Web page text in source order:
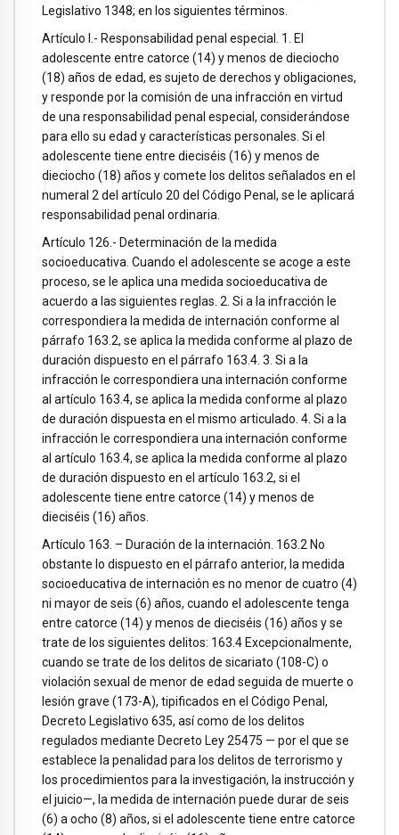
Legislativo 1348; en los siguientes términos.
Artículo I.- Responsabilidad penal especial. 1. El
adolescente entre catorce (14) y menos de dieciocho
(18) años de edad, es sujeto de derechos y obligaciones,
y responde por la comisión de una infracción en virtud
de una responsabilidad penal especial, considerándose
para ello su edad y características personales. Si el
adolescente tiene entre dieciséis (16) y menos de
dieciocho (18) años y comete los delitos señalados en el
numeral 2 del artículo 20 del Código Penal, se le aplicará
responsabilidad penal ordinaria.
Artículo 126.- Determinación de la medida
socioeducativa. Cuando el adolescente se acoge a este
proceso, se le aplica una medida socioeducativa de
acuerdo a las siguientes reglas. 2. Si a la infracción le
correspondiera la medida de internación conforme al
párrafo 163.2, se aplica la medida conforme al plazo de
duración dispuesto en el párrafo 163.4. 3. Si a la
infracción le correspondiera una internación conforme
al artículo 163.4, se aplica la medida conforme al plazo
de duración dispuesta en el mismo articulado. 4. Si a la
infracción le correspondiera una internación conforme
al artículo 163.4, se aplica la medida conforme al plazo
de duración dispuesto en el artículo 163.2, si el
adolescente tiene entre catorce (14) y menos de
dieciséis (16) años.
Artículo 163. – Duración de la internación. 163.2 No
obstante lo dispuesto en el párrafo anterior, la medida
socioeducativa de internación es no menor de cuatro (4)
ni mayor de seis (6) años, cuando el adolescente tenga
entre catorce (14) y menos de dieciséis (16) años y se
trate de los siguientes delitos: 163.4 Excepcionalmente,
cuando se trate de los delitos de sicariato (108-C) o
violación sexual de menor de edad seguida de muerte o
lesión grave (173-A), tipificados en el Código Penal,
Decreto Legislativo 635, así como de los delitos
regulados mediante Decreto Ley 25475 — por el que se
establece la penalidad para los delitos de terrorismo y
los procedimientos para la investigación, la instrucción y
el juicio—, la medida de internación puede durar de seis
(6) a ocho (8) años, si el adolescente tiene entre catorce